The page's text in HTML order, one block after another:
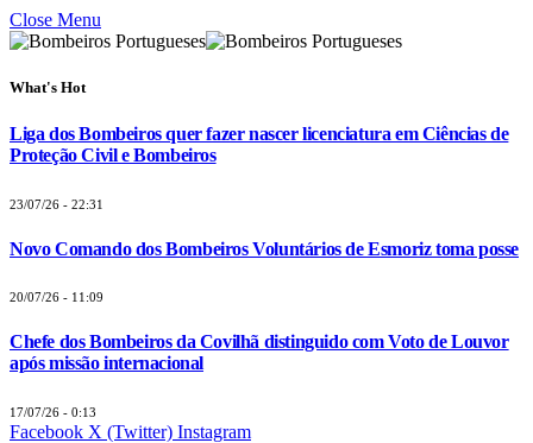
Close Menu
What's Hot
Liga dos Bombeiros quer fazer nascer licenciatura em Ciências de
Proteção Civil e Bombeiros
23/07/26 - 22:31
Novo Comando dos Bombeiros Voluntários de Esmoriz toma posse
20/07/26 - 11:09
Chefe dos Bombeiros da Covilhã distinguido com Voto de Louvor
após missão internacional
17/07/26 - 0:13
Facebook X (Twitter) Instagram